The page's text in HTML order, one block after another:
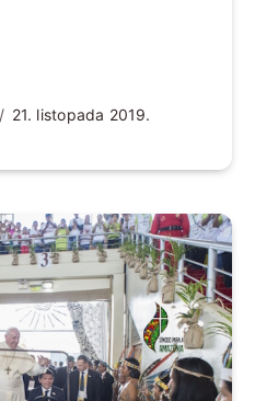
21. listopada 2019.